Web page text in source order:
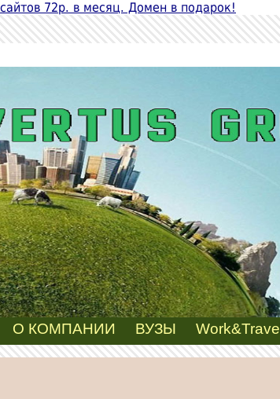
72р. в месяц. Домен в подарок!
О КОМПАНИИ ВУЗЫ Work&Travel